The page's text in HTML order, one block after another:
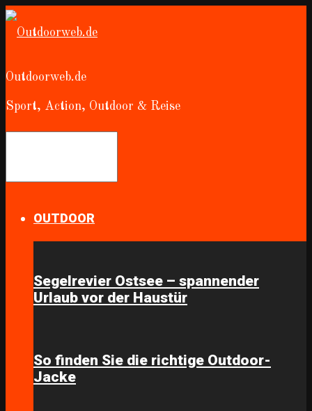
Outdoorweb.de
Sport, Action, Outdoor & Reise
OUTDOOR
Segelrevier Ostsee – spannender
Urlaub vor der Haustür
So finden Sie die richtige Outdoor-
Jacke